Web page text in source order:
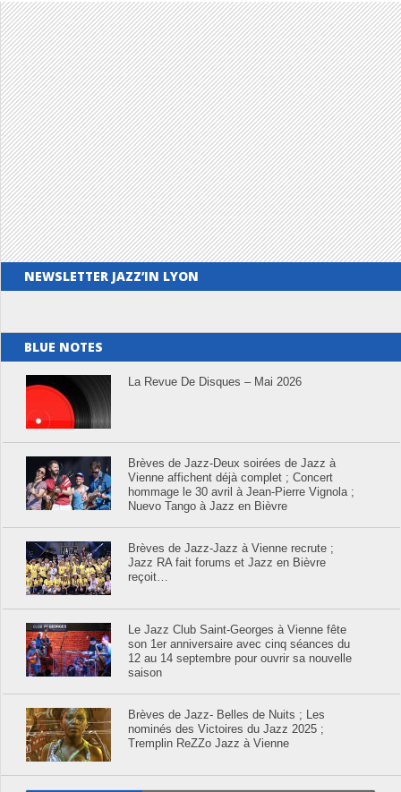
NEWSLETTER JAZZ’IN LYON
BLUE NOTES
La Revue De Disques – Mai 2026
Brèves de Jazz-Deux soirées de Jazz à
Vienne affichent déjà complet ; Concert
hommage le 30 avril à Jean-Pierre Vignola ;
Nuevo Tango à Jazz en Bièvre
Brèves de Jazz-Jazz à Vienne recrute ;
Jazz RA fait forums et Jazz en Bièvre
reçoit…
Le Jazz Club Saint-Georges à Vienne fête
son 1er anniversaire avec cinq séances du
12 au 14 septembre pour ouvrir sa nouvelle
saison
Brèves de Jazz- Belles de Nuits ; Les
nominés des Victoires du Jazz 2025 ;
Tremplin ReZZo Jazz à Vienne